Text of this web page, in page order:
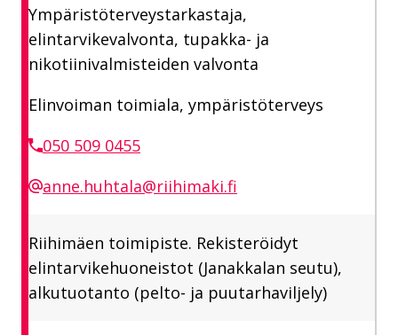
Ympäristöterveystarkastaja,
elintarvikevalvonta, tupakka- ja
nikotiinivalmisteiden valvonta
Elinvoiman toimiala, ympäristöterveys
050 509 0455
anne.huhtala@riihimaki.fi
Riihimäen toimipiste. Rekisteröidyt
elintarvikehuoneistot (Janakkalan seutu),
alkutuotanto (pelto- ja puutarhaviljely)